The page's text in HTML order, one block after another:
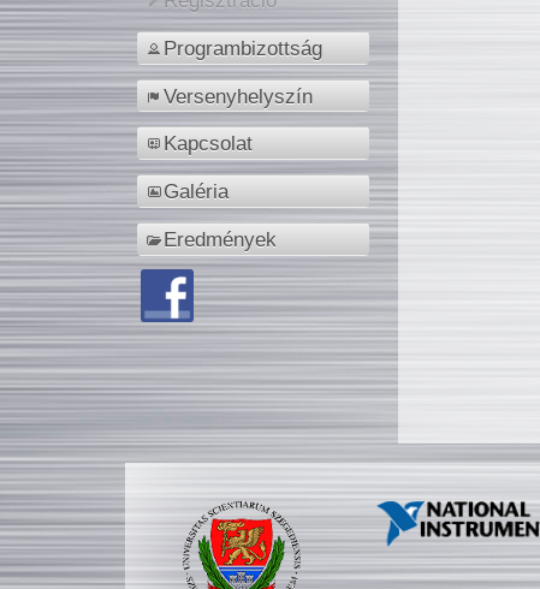
Programbizottság
Versenyhelyszín
Kapcsolat
Galéria
Eredmények